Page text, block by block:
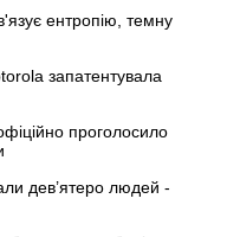
ентропію, темну
запатентувала
проголосило
дев’ятеро людей -